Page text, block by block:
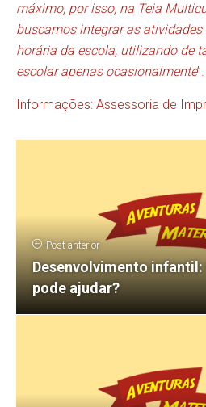
máximo, por isso, na Teia
buscamos integrar as
horária da escola, utilizando de
escolar apenas ocasionalmente”.
Informações: Assessoria de
Post anterior
Desenvolvimento
pode ajudar?